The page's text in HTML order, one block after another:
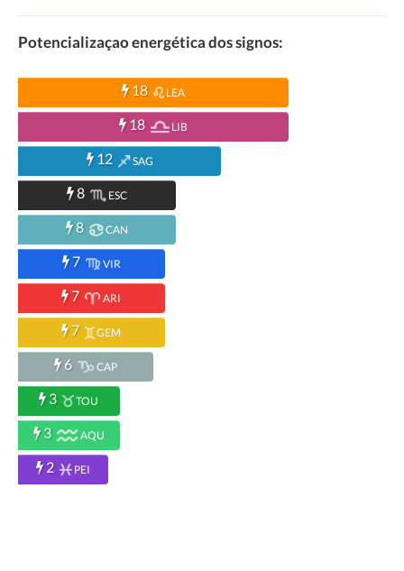
Potencializaçao energética dos signos:
18 LEA
18 LIB
12 SAG
8 ESC
8 CAN
7 VIR
7 ARI
7 GEM
6 CAP
3 TOU
3 AQU
2 PEI